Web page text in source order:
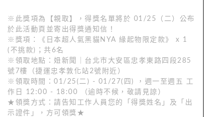
※此獎項為【親取】，得獎名單將於 01/25（二）公布
於此活動頁並寄出得獎通知信！
※獎項：《日本超人氣黑貓NYA 緣起物限定款》 x 1
(不挑款)；共6名
※領取地點：妞新聞｜台北市大安區忠孝東路四段285
號7樓（捷運忠孝敦化站2號附近）
※領取時間：01/25(二) - 01/27(四) ，週一至週五 工
作日 12:00 - 18:00 （逾時不候，敬請見諒）
★領獎方式：請告知工作人員您的「得獎姓名」及「出
示證件」，方可領獎★